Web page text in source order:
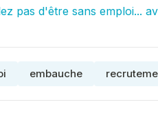
pas d'être sans emploi...
embauche